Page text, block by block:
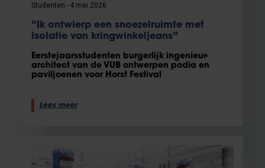
Studenten 4 mei 2026
“Ik ontwierp een snoezelruimte met
isolatie van kringwinkeljeans”
Eerstejaarsstudenten burgerlijk ingenieur-
architect van de VUB ontwerpen podia en
paviljoenen voor Horst Festival
Lees meer